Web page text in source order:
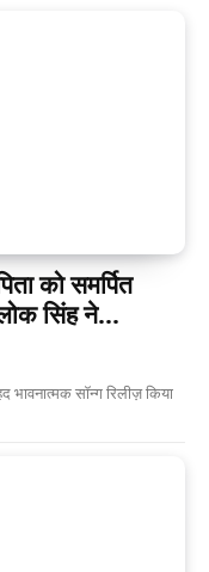
को समर्पित
सिंह ने...
सॉन्ग रिलीज़ किया